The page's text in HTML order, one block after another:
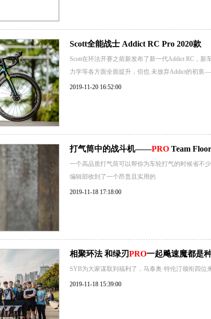
Scott全能战士 Addict RC Pro 2020款
Scott在环法开赛之前新发布了新一代Addict RC，
力学等各方面全面提升，但也 未放弃Addict的初衷
2019-11-20 16:52:00
打气筒中的战斗机——PRO Team
一个高品质打气筒可以帮你为车轮打气的时候省不
编辑部收到了一个昂贵且实用的
2019-11-18 17:18:00
相聚环法 和绿刃PRO一起飚速魔都是
SYB为大家谋取到福利了，马泰奥·特伦汀领衔四位
2019-11-18 15:39:00